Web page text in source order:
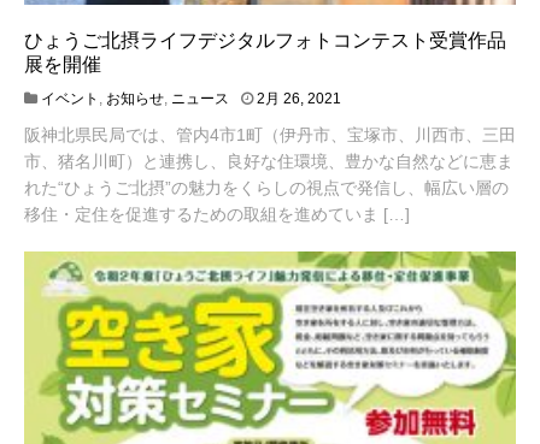
ひょうご北摂ライフデジタルフォトコンテスト受賞作品
展を開催
イベント , お知らせ, ニュース 2月 26, 2021
1
2
2
阪神北県民局では、管内4市1町（伊丹市、宝塚市、川西市、三田
市、猪名川町）と連携し、良好な住環境、豊かな自然などに恵ま
れた“ひょうご北摂”の魅力をくらしの視点で発信し、幅広い層の
移住・定住を促進するための取組を進めていま […]